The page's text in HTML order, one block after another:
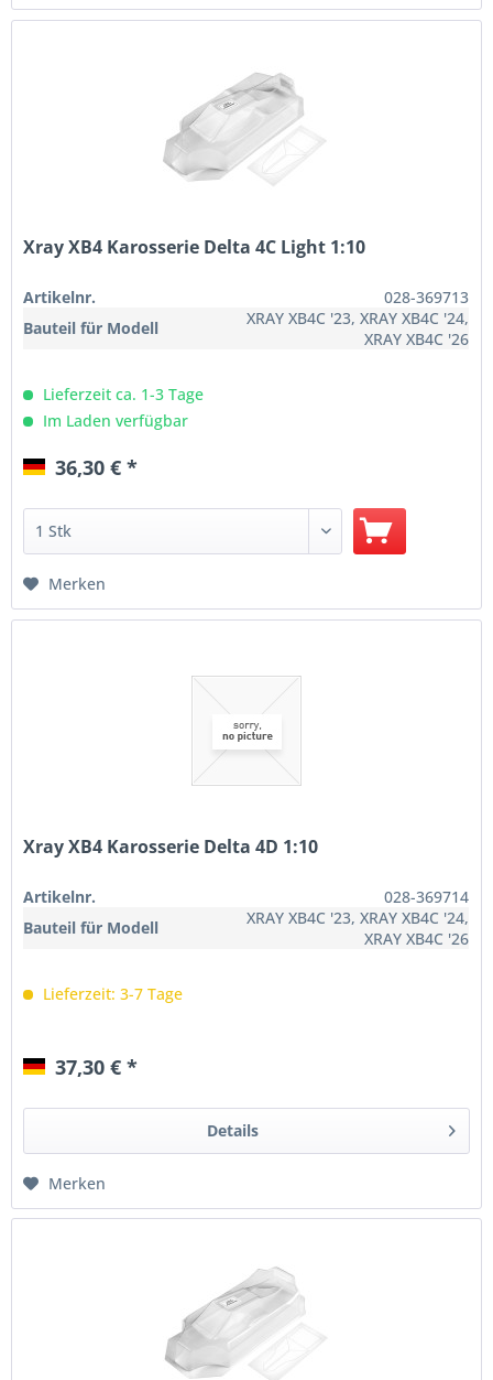
Xray XB4 Karosserie Delta 4C Light 1:10
Artikelnr.
028-369713
Bauteil für Modell
XRAY XB4C '23, XRAY XB4C '24,
XRAY XB4C '26
Lieferzeit ca. 1-3 Tage
Im Laden verfügbar
36,30 € *
Merken
Xray XB4 Karosserie Delta 4D 1:10
Artikelnr.
028-369714
Bauteil für Modell
XRAY XB4C '23, XRAY XB4C '24,
XRAY XB4C '26
Lieferzeit: 3-7 Tage
37,30 € *
Details
Merken